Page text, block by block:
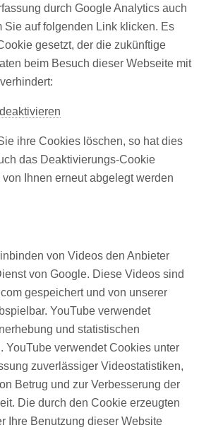
durch Google Analytics auch
Sie auf folgenden Link klicken. Es
gesetzt, der die zukünftige
beim Besuch dieser Webseite mit
ihre Cookies löschen, so hat dies
das Deaktivierungs-Cookie
Ihnen erneut abgelegt werden
von Videos den Anbieter
von Google. Diese Videos sind
gespeichert und von unserer
YouTube verwendet
und statistischen
YouTube verwendet Cookies unter
zuverlässiger Videostatistiken,
Betrug und zur Verbesserung der
Die durch den Cookie erzeugten
Ihre Benutzung dieser Website